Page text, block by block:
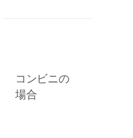
コンビニの
場合